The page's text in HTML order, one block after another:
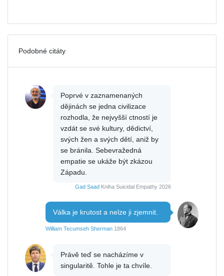
Podobné citáty
Poprvé v zaznamenaných
dějinách se jedna civilizace
rozhodla, že nejvyšší ctností je
vzdát se své kultury, dědictví,
svých žen a svých dětí, aniž by
se bránila. Sebevražedná
empatie se ukáže být zkázou
Západu.
Gad Saad Kniha Suicidal Empathy 2026
Válka je krutost a nelze ji zjemnit.
William Tecumseh Sherman 1864
Právě teď se nacházíme v
singularitě. Tohle je ta chvíle.